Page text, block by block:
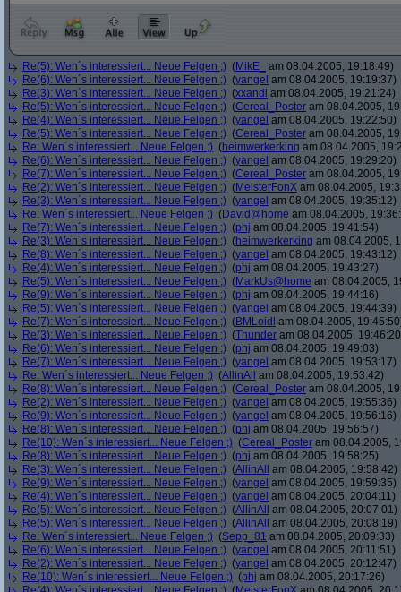
Re(5): Wen´s interessiert... Neue Felgen ;) (MikE_
am 08.04.2005, 19:18:49)
Re(6): Wen´s interessiert... Neue Felgen ;) (yangel am 08.04.2005, 19:19:37)
Re(3): Wen´s interessiert... Neue Felgen ;) (xxandl am 08.04.2005, 19:21:24)
Re(5): Wen´s interessiert... Neue Felgen ;) (Cereal_Poster am 08.04.2005,
Re(4): Wen´s interessiert... Neue Felgen ;) (yangel am 08.04.2005, 19:22:50)
Re(5): Wen´s interessiert... Neue Felgen ;) (Cereal_Poster am 08.04.2005,
Re: Wen´s interessiert... Neue Felgen ;) (heimwerkerking am 08.04.2005,
Re(6): Wen´s interessiert... Neue Felgen ;) (yangel am 08.04.2005, 19:29:20)
Re(7): Wen´s interessiert... Neue Felgen ;) (Cereal_Poster am 08.04.2005,
Re(2): Wen´s interessiert... Neue Felgen ;) (MeisterFonX am 08.04.2005,
Re(3): Wen´s interessiert... Neue Felgen ;) (yangel am 08.04.2005, 19:35:12)
Re: Wen´s interessiert... Neue Felgen ;) (David@home am 08.04.2005,
Re(7): Wen´s interessiert... Neue Felgen ;) (phj am 08.04.2005, 19:41:54)
Re(3): Wen´s interessiert... Neue Felgen ;) (heimwerkerking am 08.04.2005,
Re(8): Wen´s interessiert... Neue Felgen ;) (yangel am 08.04.2005, 19:43:12)
Re(4): Wen´s interessiert... Neue Felgen ;) (phj am 08.04.2005, 19:43:27)
Re(5): Wen´s interessiert... Neue Felgen ;) (MarkUs@home am 08.04.2005,
Re(9): Wen´s interessiert... Neue Felgen ;) (phj am 08.04.2005, 19:44:16)
Re(5): Wen´s interessiert... Neue Felgen ;) (yangel am 08.04.2005, 19:44:39)
Re(7): Wen´s interessiert... Neue Felgen ;) (BMLoidl am 08.04.2005,
Re(3): Wen´s interessiert... Neue Felgen ;) (Thunder am 08.04.2005,
Re(6): Wen´s interessiert... Neue Felgen ;) (phj am 08.04.2005, 19:49:03)
Re(7): Wen´s interessiert... Neue Felgen ;) (yangel am 08.04.2005, 19:53:17)
Re: Wen´s interessiert... Neue Felgen ;) (AllinAll
am 08.04.2005, 19:53:42)
Re(8): Wen´s interessiert... Neue Felgen ;) (Cereal_Poster am 08.04.2005,
Re(2): Wen´s interessiert... Neue Felgen ;) (yangel am 08.04.2005, 19:55:36)
Re(9): Wen´s interessiert... Neue Felgen ;) (yangel am 08.04.2005, 19:56:16)
Re(8): Wen´s interessiert... Neue Felgen ;) (phj am 08.04.2005, 19:56:57)
Re(10): Wen´s interessiert... Neue Felgen ;) (Cereal_Poster am 08.04.2005,
Re(8): Wen´s interessiert... Neue Felgen ;) (phj am 08.04.2005, 19:58:25)
Re(3): Wen´s interessiert... Neue Felgen ;) (AllinAll
am 08.04.2005, 19:58:42)
Re(9): Wen´s interessiert... Neue Felgen ;) (yangel am 08.04.2005, 19:59:35)
Re(4): Wen´s interessiert... Neue Felgen ;) (yangel am 08.04.2005, 20:04:11)
Re(5): Wen´s interessiert... Neue Felgen ;) (AllinAll
am 08.04.2005, 20:07:01)
Re(5): Wen´s interessiert... Neue Felgen ;) (AllinAll
am 08.04.2005, 20:08:19)
Re: Wen´s interessiert... Neue Felgen ;) (Sepp_81 am 08.04.2005, 20:09:33)
Re(6): Wen´s interessiert... Neue Felgen ;) (yangel am 08.04.2005, 20:11:51)
Re(2): Wen´s interessiert... Neue Felgen ;) (yangel am 08.04.2005, 20:12:47)
Re(10): Wen´s interessiert... Neue Felgen ;) (phj am 08.04.2005, 20:17:26)